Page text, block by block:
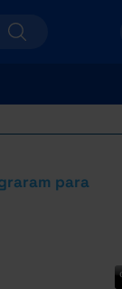
para